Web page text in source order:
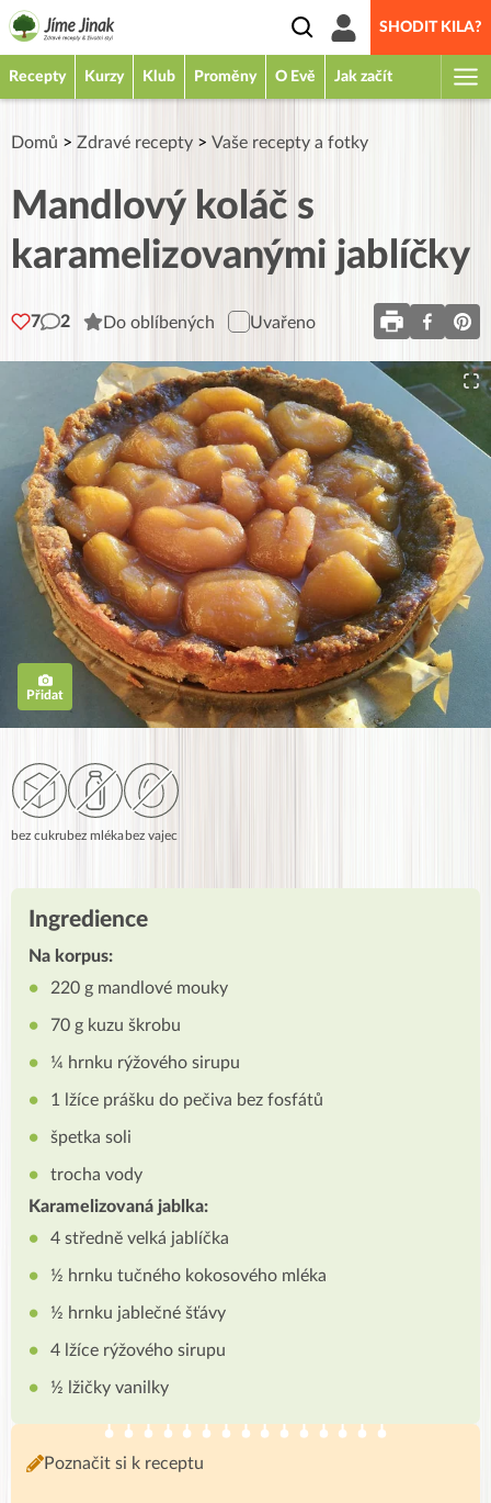
SHODIT KILA?
Recepty Kurzy Klub Proměny O Evě Jak začít
Domů > Zdravé recepty > Vaše recepty a fotky
Mandlový koláč s
karamelizovanými jablíčky
7 2 Do oblíbených Uvařeno
Přidat
bez cukrubez mlékabez vajec
Ingredience
Na korpus:
220 g mandlové mouky
70 g kuzu škrobu
¼ hrnku rýžového sirupu
1 lžíce prášku do pečiva bez fosfátů
špetka soli
trocha vody
Karamelizovaná jablka:
4 středně velká jablíčka
½ hrnku tučného kokosového mléka
½ hrnku jablečné šťávy
4 lžíce rýžového sirupu
½ lžičky vanilky
Poznačit si k receptu